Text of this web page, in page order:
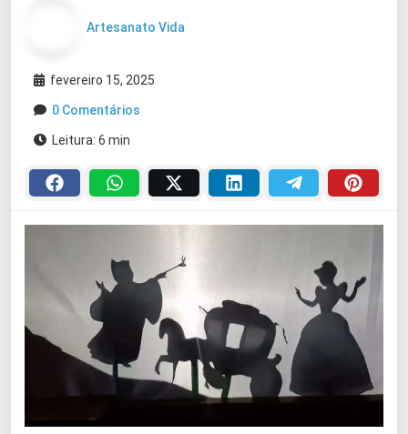
Artesanato Vida
fevereiro 15, 2025
0 Comentários
Leitura: 6 min